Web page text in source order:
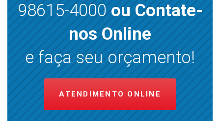
98615-4000ou Contate-
nos Online
e faça seu orçamento!
ATENDIMENTO ONLINE